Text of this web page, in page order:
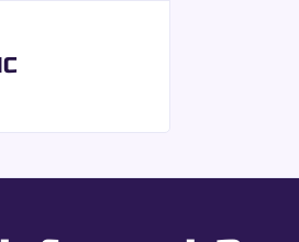
Konformität mit französischer
eines positiven Speicheltests
Tests: Was du wissen musst.